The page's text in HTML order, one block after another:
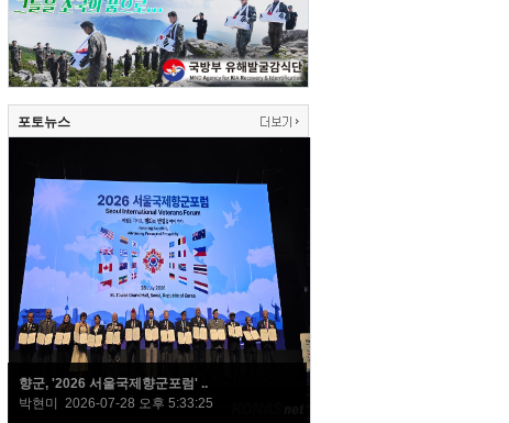
포토뉴스
향군, '2026 서울국제향군포럼' ..
박현미 2026-07-28 오후 5:33:25